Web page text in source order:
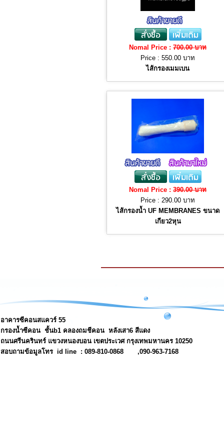
Nomal Price : 700.00 บาท
Price : 550.00 บาท
ไส้กรองเมมเบน
Nomal Price : 390.00 บาท
Price : 290.00 บาท
ไส้กรองน้ำ UF MEMBRANES ขนาด
เกียว2หุน
อาคารซีคอนสแควร์ 55
กรองน้ำซีคอน ชั้นb1 คลองถมชีคอน หลังเสา6 สีแดง
ถนนศรีนครินทร์ แขวงหนองบอน เขตประเวศ กรุงเทพมหานคร 10250
สอบถามข้อมูลโทร id line : 089-810-0868 ,090-963-7168